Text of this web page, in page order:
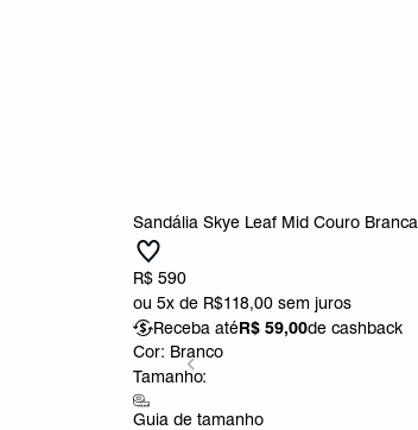
Sandália Skye Leaf Mid Couro Branca
R$ 590
ou5x de R$118,00 sem juros
Receba atéR$ 59,00de cashback
Cor: Branco
Tamanho:
Guia de tamanho